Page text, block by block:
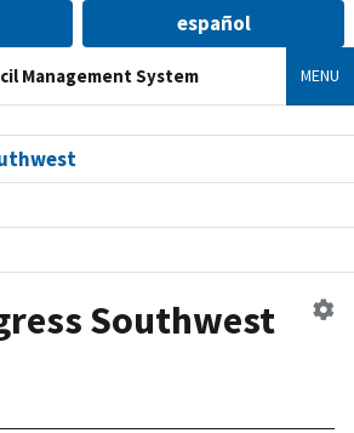
español
Management System MENU
Southwest